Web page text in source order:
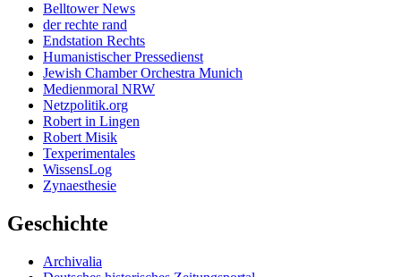
Belltower News
der rechte rand
Endstation Rechts
Humanistischer Pressedienst
Jewish Chamber Orchestra Munich
Medienmoral NRW
Netzpolitik.org
Robert in Lingen
Robert Misik
Texperimentales
WissensLog
Zynaesthesie
Geschichte
Archivalia